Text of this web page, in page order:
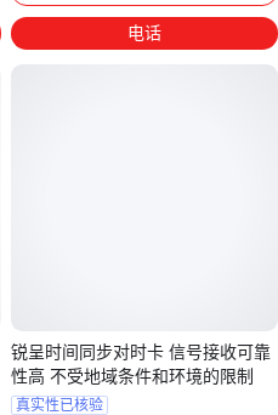
电话
锐呈时间同步对时卡 信号接收可靠
性高 不受地域条件和环境的限制
真实性已核验